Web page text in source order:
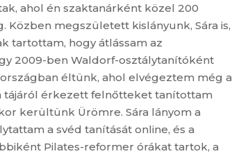
ahol én szaktanárként közel 200
megszületett kislányunk, Sára is,
tartottam, hogy átlássam az
2009-ben Waldorf-osztálytanítóként
éltünk, ahol elvégeztem még a
tájáról érkezett felnőtteket tanítottam
kerültünk Ürömre. Sára lányom a
a svéd tanítását online, és a
Pilates-reformer órákat tartok, a